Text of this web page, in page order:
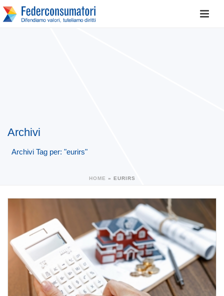
Archivi
Archivi Tag per: "eurirs"
HOME » EURIRS